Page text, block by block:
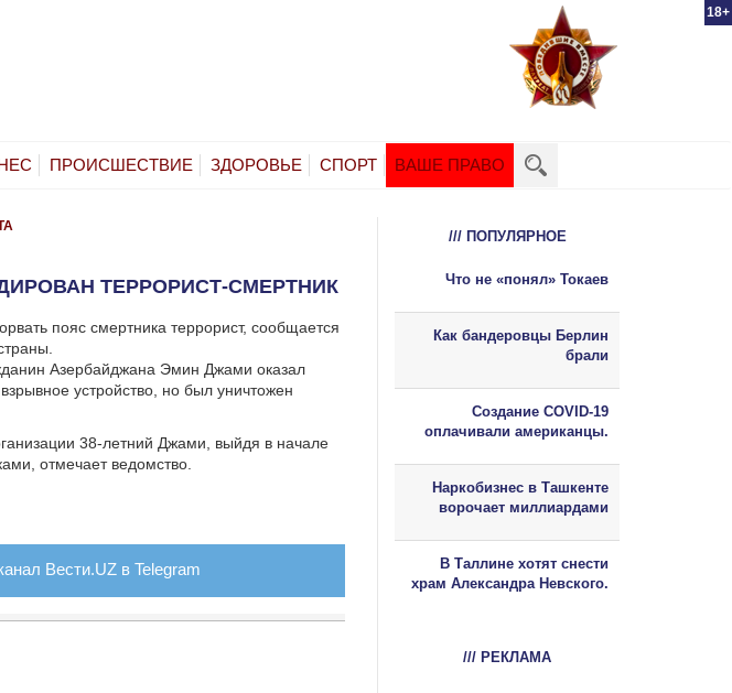
18+
ПРОИСШЕСТВИЕ ЗДОРОВЬЕ СПОРТ ВАШЕ ПРАВО
ТЕРРОРИСТ-СМЕРТНИК
пояс смертника террорист, сообщается
Азербайджана Эмин Джами оказал
устройство, но был уничтожен
38-летний Джами, выйдя в начале
отмечает ведомство.
Вести.UZ в Telegram
/// ПОПУЛЯРНОЕ
Что не «понял» Токаев
Как бандеровцы Берлин
брали
Создание COVID-19
оплачивали американцы.
Наркобизнес в Ташкенте
ворочает миллиардами
В Таллине хотят снести
храм Александра Невского.
/// РЕКЛАМА